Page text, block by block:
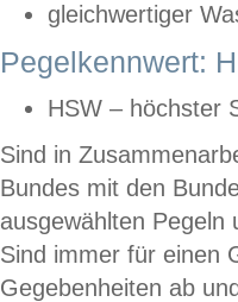
gleichwertiger
Pegelkennwert:
HSW – höchster
Sind in
Bundes mit den
ausgewählten
Sind immer für einen
Gegebenheiten ab